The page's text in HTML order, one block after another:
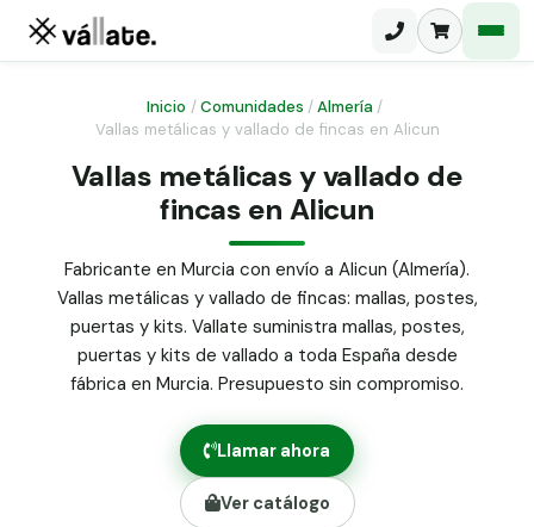
Malla ganadera
Malla simple torsión
Malla triple torsión
Panel malla H.
Puerta abatible dos hojas
Puerta acceso peatonal
Poste malla Hércules
Poste malla simple torsión
Alambre de espino galvanizado
Alambre liso galvanizado
Malla ocultación 70 g/m² verde
Abrazadera PVC malla H.
Inicio /Comunidades /Almería /
Vallas metálicas y vallado de fincas en Alicun
Vallas metálicas y vallado de
fincas en Alicun
Fabricante en Murcia con envío a Alicun (Almería).
Vallas metálicas y vallado de fincas: mallas, postes,
puertas y kits. Vallate suministra mallas, postes,
puertas y kits de vallado a toda España desde
fábrica en Murcia. Presupuesto sin compromiso.
Llamar ahora
Ver catálogo